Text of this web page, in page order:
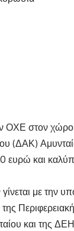
ΟΧΕ στον
(ΔΑΚ)
ευρώ και
με την
και της